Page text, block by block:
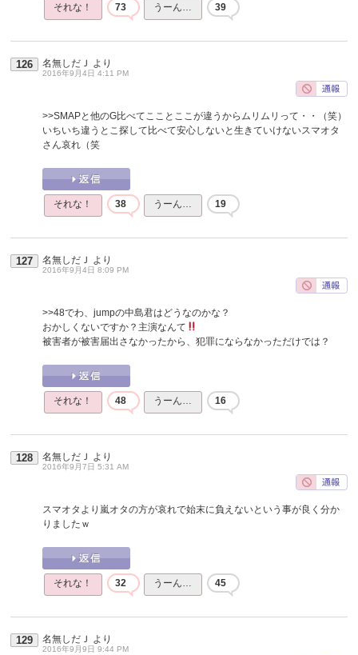
それな！ 73 うーん… 39
126 名無しだＪ より
2016年9月4日 4:11 PM
>>SMAPと他のG比べてこことここが違うからムリムリって・・（笑）
いちいち違うとこ探して比べて安心しないと生きていけないスマオタ
さん哀れ（笑
それな！ 38 うーん… 19
127 名無しだＪ より
2016年9月4日 8:09 PM
>>48でわ、jumpの中島君はどうなのかな？
おかしくないですか？主演なんて
被害者が被害届出さなかったから、犯罪にならなかっただけでは？
それな！ 48 うーん… 16
128 名無しだＪ より
2016年9月7日 5:31 AM
スマオタより嵐オタの方が哀れで始末に負えないという事が良く分か
りましたｗ
それな！ 32 うーん… 45
129 名無しだＪ より
2016年9月9日 9:44 PM